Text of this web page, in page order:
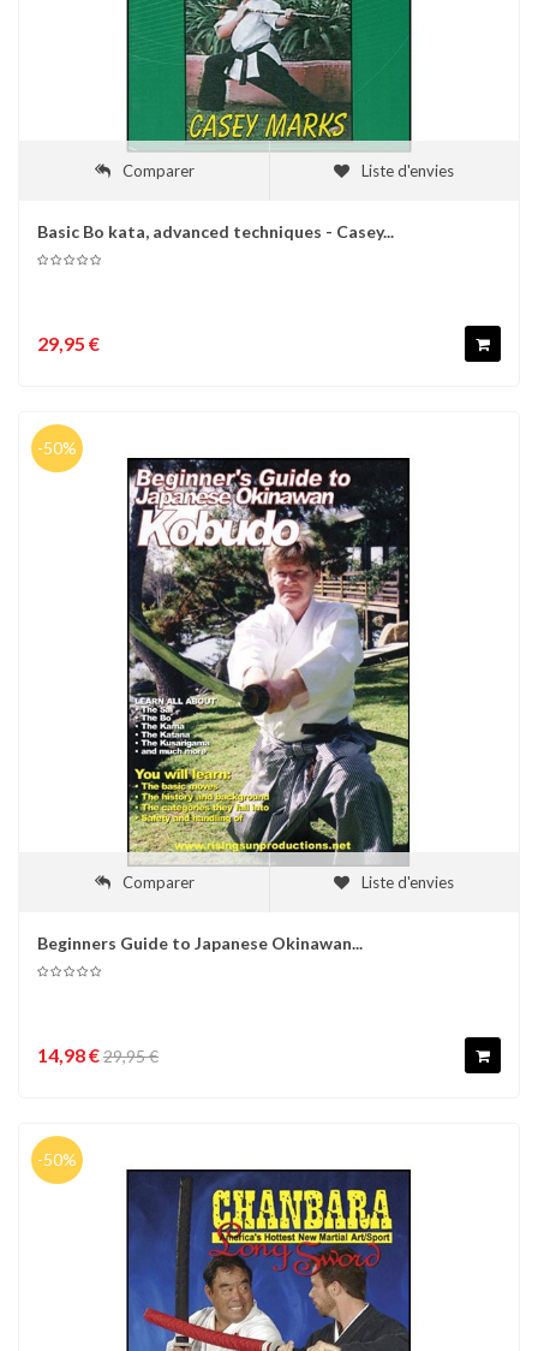
Comparer Liste d'envies
Basic Bo kata, advanced techniques - Casey...
29,95 €
-50%
Comparer Liste d'envies
Beginners Guide to Japanese Okinawan...
14,98 €29,95 €
-50%